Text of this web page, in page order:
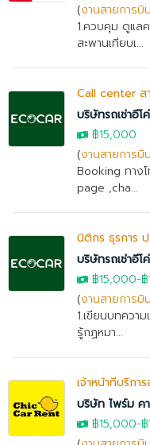
(งานสายการ
1.ควบคุม ดูแล
สะพานเทียบเ...
Call center ส
บริษัทรถเช่าอีโ
฿15,000
(งานสายการ
Booking ทาง
page ,cha...
นิติกร ธุรการ
บริษัทรถเช่าอีโ
฿15,000-฿
(งานสายการ
1.เขียนบทควา
รู้กฏหมา...
เจ้าหน้าที่บริก
บริษัท ไพร์ม ค
฿15,000-